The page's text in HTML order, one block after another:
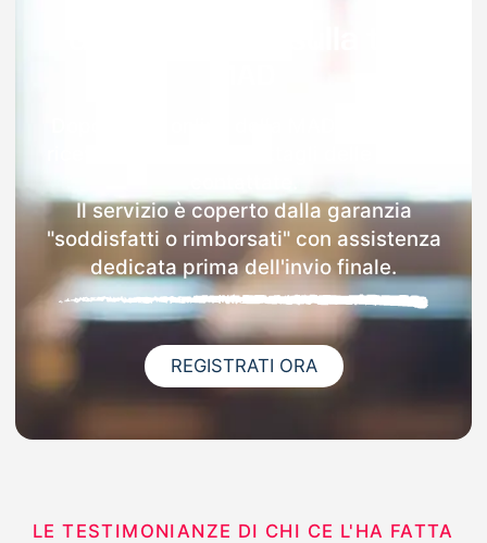
Il servizio è coperto dalla garanzia
"soddisfatti o rimborsati" con assistenza
dedicata prima dell'invio finale.
REGISTRATI ORA
LE TESTIMONIANZE DI CHI CE L'HA FATTA